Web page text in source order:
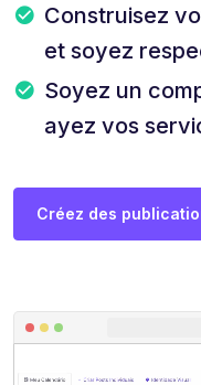
Construisez
et soyez
Soyez un
ayez vos
Créez des